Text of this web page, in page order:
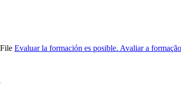
Evaluar la formación es posible. Avaliar a